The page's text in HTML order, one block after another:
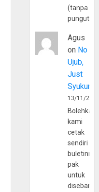
(tanpa
Agus
on No
Ujub,
Just
Syukur
13/11/
Bolehkah
kami
cetak
sendiri
pak
untuk